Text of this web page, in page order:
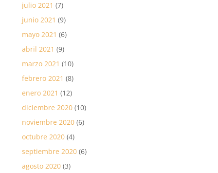
julio 2021 (7)
junio 2021 (9)
mayo 2021 (6)
abril 2021 (9)
marzo 2021 (10)
febrero 2021 (8)
enero 2021 (12)
diciembre 2020(10)
noviembre 2020(6)
octubre 2020(4)
septiembre 2020(6)
agosto 2020(3)